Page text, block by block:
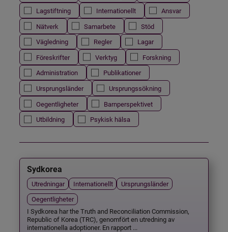
Lagstiftning
Internationellt
Ansvar
Nätverk
Samarbete
Stöd
Vägledning
Regler
Lagar
Föreskrifter
Verktyg
Forskning
Administration
Publikationer
Ursprungsländer
Ursprungssökning
Oegentligheter
Barnperspektivet
Utbildning
Psykisk hälsa
Sydkorea
Utredningar Internationellt
Ursprungsländer
Oegentligheter
I Sydkorea har the Truth and Reconciliation Commission,
Republic of Korea (TRC), genomfört en utredning av
internationella adoptioner. En rapport ...